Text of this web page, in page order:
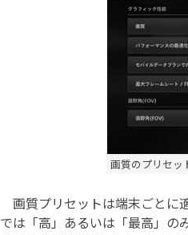
画質のプリセッ
画質プリセットは端末ごとに
では「高」あるいは「最高」の